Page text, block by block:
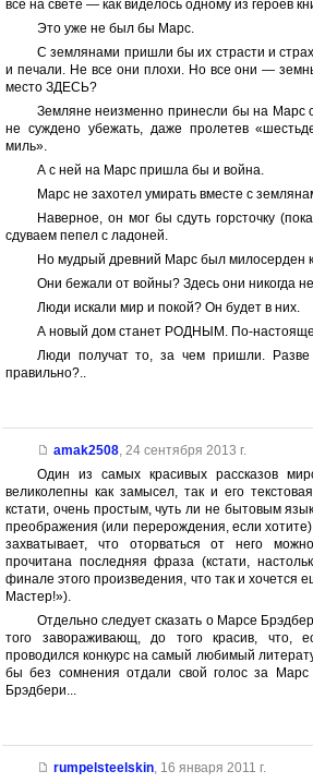
всё на свете — как виделось одному из героев
Это уже не был бы Марс.
С землянами пришли бы их страсти и
и печали. Не все они плохи. Но все они —
место ЗДЕСЬ?
Земляне неизменно принесли бы на Марс
не суждено убежать, даже пролетев
миль».
А с ней на Марс пришла бы и война.
Марс не захотел умирать вместе с
Наверное, он мог бы сдуть горсточку
сдуваем пепел с ладоней.
Но мудрый древний Марс был милосерден
Они бежали от войны? Здесь они никогда
Люди искали мир и покой? Он будет в них.
А новый дом станет РОДНЫМ. По-
Люди получат то, за чем пришли.
правильно?..
amak2508, 24 сентября 2013 г.
Один из самых красивых рассказов
великолепны как замысел, так и его
кстати, очень простым, чуть ли не бытовым
преображения (или перерождения, если хотите)
захватывает, что оторваться от него
прочитана последняя фраза (кстати,
финале этого произведения, что так и хочется
Мастер!»).
Отдельно следует сказать о Марсе
того завораживающ, до того красив, что,
проводился конкурс на самый любимый
бы без сомнения отдали свой голос за Марс
Брэдбери...
rumpelsteelskin, 16 января 2011 г.